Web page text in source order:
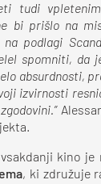
tudi
bi prišlo na
podlagi
spomniti, da
absurdnosti,
izvirnosti
kino je
, ki združuje